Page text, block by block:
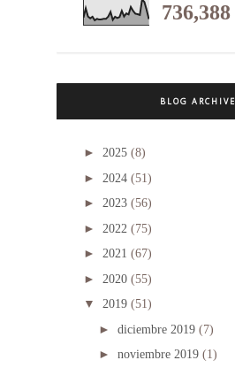
736,388
BLOG ARCHIVE
► 2025 (8)
► 2024 (51)
► 2023 (56)
► 2022 (75)
► 2021 (67)
► 2020 (55)
▼ 2019 (51)
► diciembre 2019 (7)
► noviembre 2019 (1)